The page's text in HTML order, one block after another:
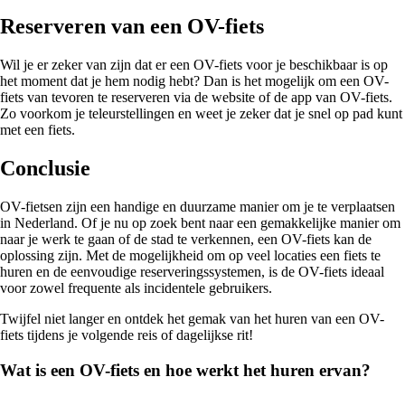
Reserveren van een OV-fiets
Wil je er zeker van zijn dat er een OV-fiets voor je beschikbaar is op
het moment dat je hem nodig hebt? Dan is het mogelijk om een OV-
fiets van tevoren te reserveren via de website of de app van OV-fiets.
Zo voorkom je teleurstellingen en weet je zeker dat je snel op pad kunt
met een fiets.
Conclusie
OV-fietsen zijn een handige en duurzame manier om je te verplaatsen
in Nederland. Of je nu op zoek bent naar een gemakkelijke manier om
naar je werk te gaan of de stad te verkennen, een OV-fiets kan de
oplossing zijn. Met de mogelijkheid om op veel locaties een fiets te
huren en de eenvoudige reserveringssystemen, is de OV-fiets ideaal
voor zowel frequente als incidentele gebruikers.
Twijfel niet langer en ontdek het gemak van het huren van een OV-
fiets tijdens je volgende reis of dagelijkse rit!
Wat is een OV-fiets en hoe werkt het huren ervan?